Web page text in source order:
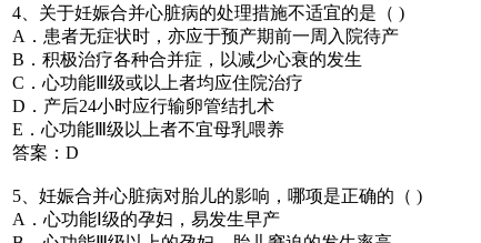
4、关于妊娠合并心脏病的处理措施不适宜的是（ )
A．患者无症状时，亦应于预产期前一周入院待产
B．积极治疗各种合并症，以减少心衰的发生
C．心功能Ⅲ级或以上者均应住院治疗
D．产后24小时应行输卵管结扎术
E．心功能Ⅲ级以上者不宜母乳喂养
答案：D
5、妊娠合并心脏病对胎儿的影响，哪项是正确的（ )
A．心功能Ⅰ级的孕妇，易发生早产